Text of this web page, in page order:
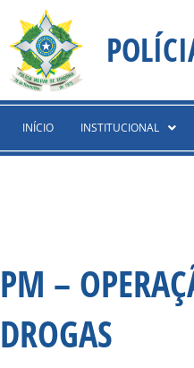
content
para
conteúdo
INÍCIO INSTITUCIONAL
PM –
DROGAS